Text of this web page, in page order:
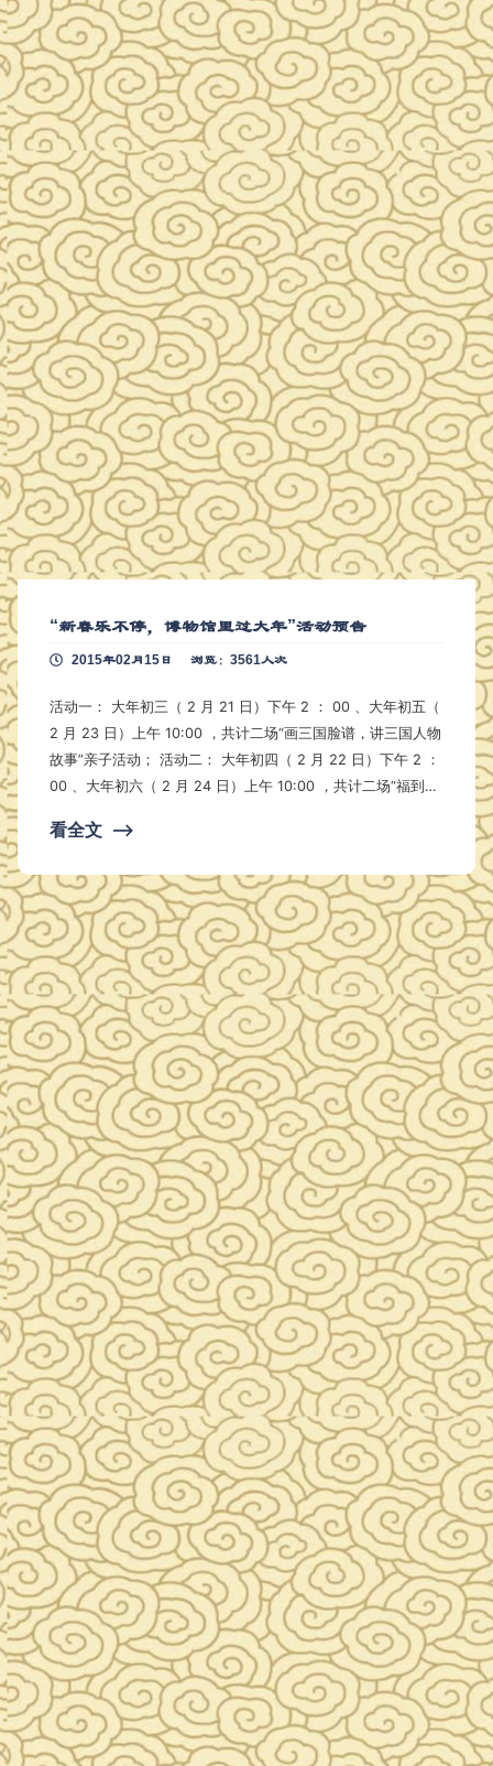
“新春乐不停，博物馆里过大年”活动预告
2015年02月15日 浏览：3561人次
活动一： 大年初三（ 2 月 21 日）下午 2 ： 00 、大年初五（
2 月 23 日）上午 10:00 ，共计二场“画三国脸谱，讲三国人物
故事”亲子活动； 活动二： 大年初四（ 2 月 22 日）下午 2 ：
00 、大年初六（ 2 月 24 日）上午 10:00 ，共计二场“福到家
0 组免费参与家庭，额满为止。电话预约： 0711-3257887 活
场一天（ 9:30——16:00 ）猜灯谜，送礼品的…
看全文 ⟶